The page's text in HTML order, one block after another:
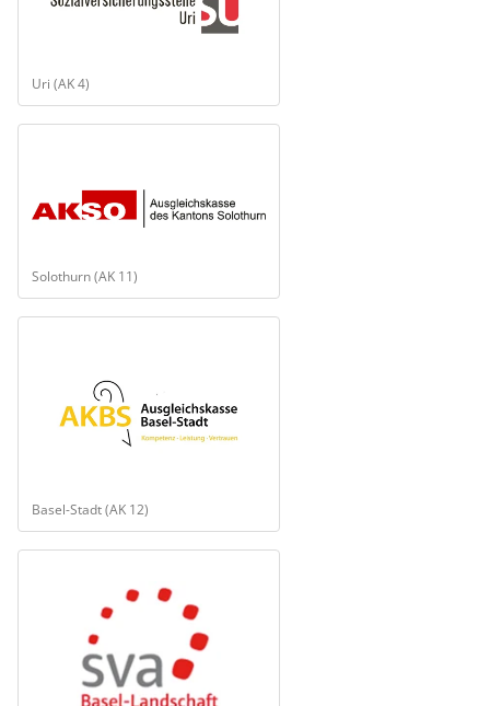
Uri (AK 4)
Solothurn (AK 11)
Basel-Stadt (AK 12)